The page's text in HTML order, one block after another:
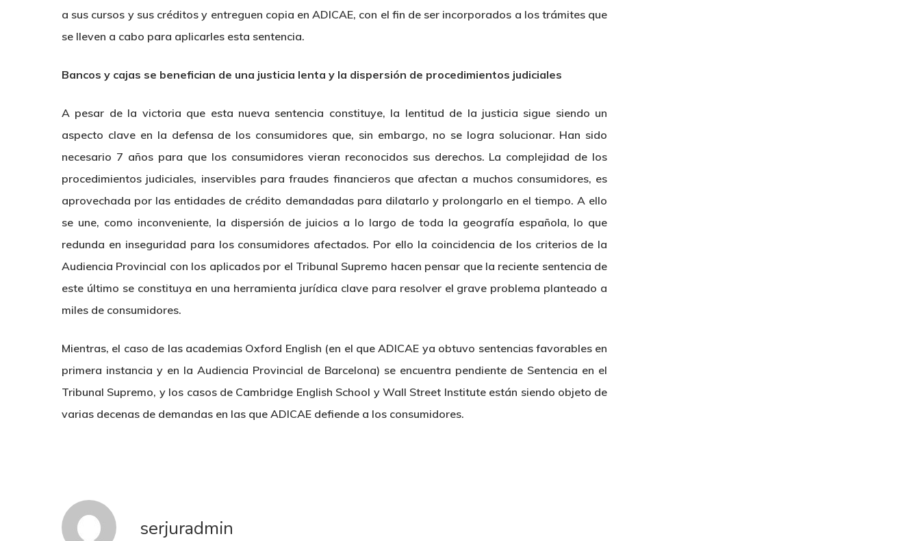
a sus cursos y sus créditos y entreguen copia en ADICAE, con el fin de ser incorporados a los trámites que
se lleven a cabo para aplicarles esta sentencia.
Bancos y cajas se benefician de una justicia lenta y la dispersión de procedimientos judiciales
A pesar de la victoria que esta nueva sentencia constituye, la lentitud de la justicia sigue siendo un
aspecto clave en la defensa de los consumidores que, sin embargo, no se logra solucionar. Han sido
necesario 7 años para que los consumidores vieran reconocidos sus derechos. La complejidad de los
procedimientos judiciales, inservibles para fraudes financieros que afectan a muchos consumidores, es
aprovechada por las entidades de crédito demandadas para dilatarlo y prolongarlo en el tiempo. A ello
se une, como inconveniente, la dispersión de juicios a lo largo de toda la geografía española, lo que
redunda en inseguridad para los consumidores afectados. Por ello la coincidencia de los criterios de la
Audiencia Provincial con los aplicados por el Tribunal Supremo hacen pensar que la reciente sentencia de
este último se constituya en una herramienta jurídica clave para resolver el grave problema planteado a
miles de consumidores.
Mientras, el caso de las academias Oxford English (en el que ADICAE ya obtuvo sentencias favorables en
primera instancia y en la Audiencia Provincial de Barcelona) se encuentra pendiente de Sentencia en el
Tribunal Supremo, y los casos de Cambridge English School y Wall Street Institute están siendo objeto de
varias decenas de demandas en las que ADICAE defiende a los consumidores.
serjuradmin